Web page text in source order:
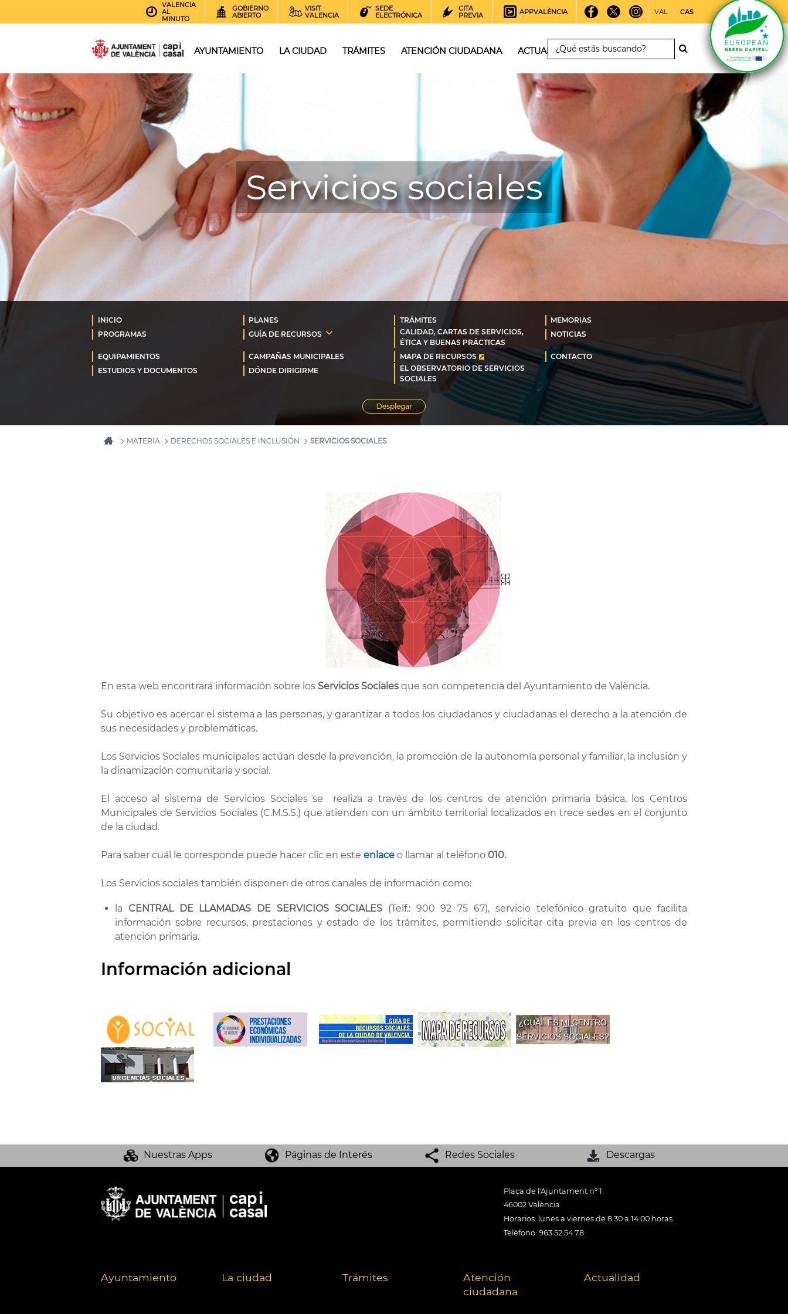
VALENCIA
AL
MINUTO
GOBIERNO
ABIERTO
VISIT
VALENCIA
SEDE
ELECTRÓNICA
CITA
PREVIA
APPVALÈNCIA VAL CAS
AYUNTAMIENTO LA CIUDAD TRÁMITES ATENCIÓN CIUDADANA ACTUALIDAD
Servicios sociales
INICIO PLANES TRÁMITES
MEMORIAS
PROGRAMAS
GUÍA DE RECURSOS
CALIDAD, CARTAS DE SERVICIOS,
ÉTICA Y BUENAS PRÁCTICAS
NOTICIAS
EQUIPAMIENTOS CAMPAÑAS MUNICIPALES MAPA DE RECURSOS
CONTACTO
ESTUDIOS Y DOCUMENTOS
DÓNDE DIRIGIRME
EL OBSERVATORIO DE SERVICIOS
SOCIALES
Desplegar
MATERIA DERECHOS SOCIALES E INCLUSIÓN SERVICIOS SOCIALES
En esta web encontrará información sobre los Servicios Sociales que son competencia del Ayuntamiento de València.
Su objetivo es acercar el sistema a las personas, y garantizar a todos los ciudadanos y ciudadanas el derecho a la atención de
sus necesidades y problemáticas.
Los Servicios Sociales municipales actúan desde la prevención, la promoción de la autonomía personal y familiar, la inclusión y
la dinamización comunitaria y social.
El acceso al sistema de Servicios Sociales se realiza a través de los centros de atención primaria básica, los Centros
Municipales de Servicios Sociales (C.M.S.S.) que atienden con un ámbito territorial localizados en trece sedes en el conjunto
de la ciudad.
Para saber cuál le corresponde puede hacer clic en este enlace o llamar al teléfono 010.
Los Servicios sociales también disponen de otros canales de información como:
la CENTRAL DE LLAMADAS DE SERVICIOS SOCIALES(Telf.: 900 92 75 67), servicio telefónico gratuito que facilita
información sobre recursos, prestaciones y estado de los trámites, permitiendo solicitar cita previa en los centros de
atención primaria.
Información adicional
Nuestras Apps Páginas de Interés Redes Sociales Descargas
Plaça de l'Ajuntament nº 1
46002 València
Horarios: lunes a viernes de 8:30 a 14:00 horas
Teléfono: 963 52 54 78
Ayuntamiento La ciudad Trámites
Atención
ciudadana
Actualidad